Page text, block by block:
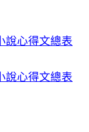
說心得文總表
說心得文總表